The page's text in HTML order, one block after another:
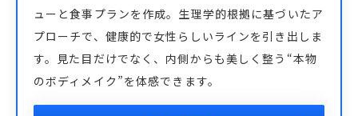
ューと食事プランを作成。生理学的根拠に基づいたア
プローチで、健康的で女性らしいラインを引き出しま
す。見た目だけでなく、内側からも美しく整う“本物
のボディメイク”を体感できます。